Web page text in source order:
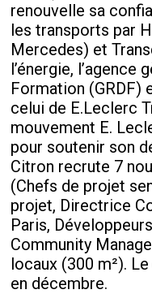
renouvelle sa
les transports par
Mercedes) et
l’énergie, l’agence
Formation (GRDF)
celui de E.Leclerc
mouvement E.
pour soutenir son
Citron recrute 7
(Chefs de projet
projet, Directrice
Paris,
Community
locaux (300 m²).
en décembre.